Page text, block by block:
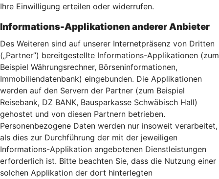
Ihre Einwilligung erteilen oder widerrufen.
Informations-Applikationen anderer Anbieter
Des Weiteren sind auf unserer Internetpräsenz von Dritten
(„Partner”) bereitgestellte Informations-Applikationen (zum
Beispiel Währungsrechner, Börseninformationen,
Immobiliendatenbank) eingebunden. Die Applikationen
werden auf den Servern der Partner (zum Beispiel
Reisebank, DZ BANK, Bausparkasse Schwäbisch Hall)
gehostet und von diesen Partnern betrieben.
Personenbezogene Daten werden nur insoweit verarbeitet,
als dies zur Durchführung der mit der jeweiligen
Informations-Applikation angebotenen Dienstleistungen
erforderlich ist. Bitte beachten Sie, dass die Nutzung einer
solchen Applikation der dort hinterlegten